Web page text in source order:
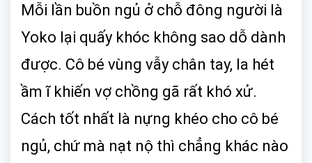
Mỗi lần buồn ngủ ở chỗ đông người là
Yoko lại quấy khóc không sao dỗ dành
được. Cô bé vùng vẫy chân tay, la hét
ầm ĩ khiến vợ chồng gã rất khó xử.
Cách tốt nhất là nựng khéo cho cô bé
ngủ, chứ mà nạt nộ thì chẳng khác nào